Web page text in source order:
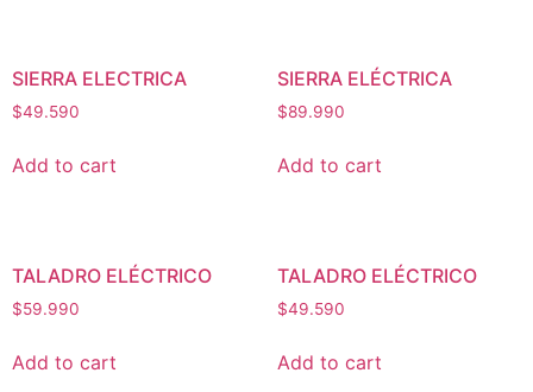
SIERRA ELECTRICA
$49.590
Add to cart
SIERRA ELÉCTRICA
$89.990
Add to cart
TALADRO ELÉCTRICO
$59.990
Add to cart
TALADRO ELÉCTRICO
$49.590
Add to cart